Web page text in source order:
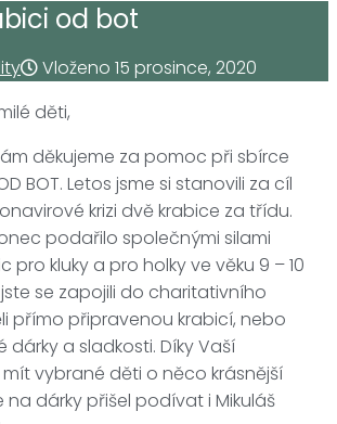
od bot
Vloženo 15 prosince, 2020
děti,
děkujeme za pomoc při sbírce
OD BOT. Letos jsme si stanovili za cíl
krizi dvě krabice za třídu.
podařilo společnými silami
pro kluky a pro holky ve věku 9 – 10
se zapojili do charitativního
přímo připravenou krabicí, nebo
dárky a sladkosti. Díky Vaší
vybrané děti o něco krásnější
na dárky přišel podívat i Mikuláš